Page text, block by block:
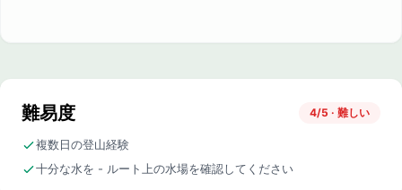
難易度 4/5 · 難しい
複数日の登山経験
十分な水を - ルート上の水場を確認してください